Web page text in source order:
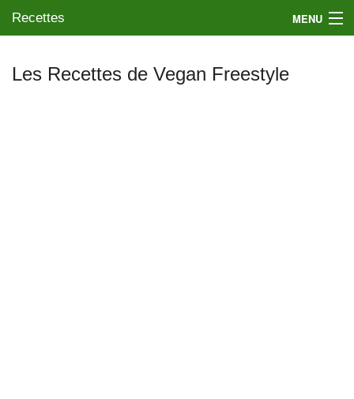
Recettes MENU
Les Recettes de Vegan Freestyle